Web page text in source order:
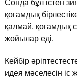
Сонда бұл iстен
қоғамдық
қалмай, қоғамдық
жойылар едi.
Кейбiр
идея мәселесiн